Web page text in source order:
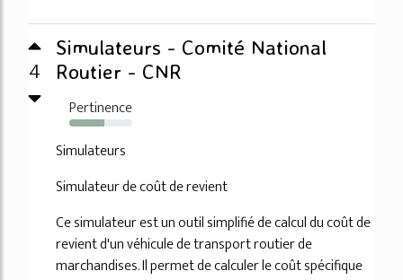
4
Simulateurs - Comité National
Routier - CNR
Pertinence
55%
Simulateurs
Simulateur de coût de revient
Ce simulateur est un outil simplifié de calcul du coût de
revient d'un véhicule de transport routier de
marchandises. Il permet de calculer le coût spécifique